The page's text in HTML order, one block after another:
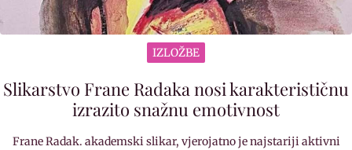
IZLOŽBE
Slikarstvo Frane Radaka nosi karakterističnu
izrazito snažnu emotivnost
Frane Radak. akademski slikar, vjerojatno je najstariji aktivni